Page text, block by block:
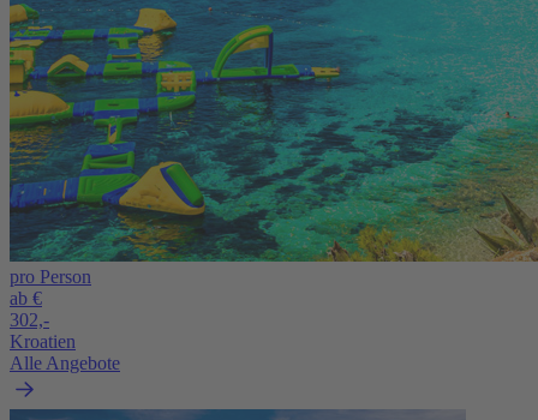
pro Person
ab €
302,-
Kroatien
Alle Angebote